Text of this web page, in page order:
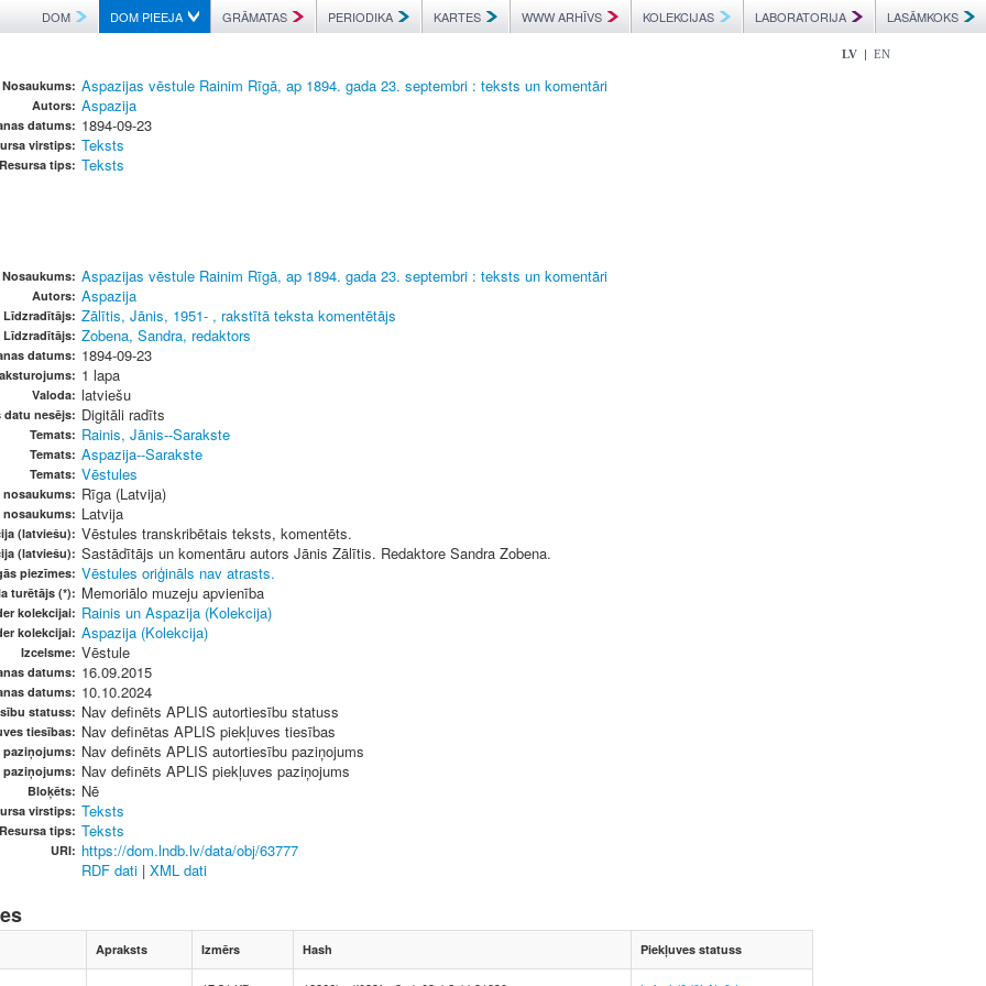
DOM DOM PIEEJA GRĀMATAS PERIODIKA KARTES WWW ARHĪVS KOLEKCIJAS LABORATORIJA LASĀMKOKS
LV | EN
Nosaukums: Aspazijas vēstule Rainim Rīgā, ap 1894. gada 23. septembri : teksts un komentāri
Autors: Aspazija
datums: 1894-09-23
virstips: Teksts
Resursa tips: Teksts
Nosaukums: Aspazijas vēstule Rainim Rīgā, ap 1894. gada 23. septembri : teksts un komentāri
Autors: Aspazija
Līdzradītājs: Zālītis, Jānis, 1951- , rakstītā teksta komentētājs
Līdzradītājs: Zobena, Sandra, redaktors
datums: 1894-09-23
1 lapa
Valoda: latviešu
datu nesējs: Digitāli radīts
Temats: Rainis, Jānis--Sarakste
Temats: Aspazija--Sarakste
Temats: Vēstules
Rīga (Latvija)
Latvija
(latviešu): Vēstules transkribētais teksts, komentēts.
(latviešu): Sastādītājs un komentāru autors Jānis Zālītis. Redaktore Sandra Zobena.
piezīmes: Vēstules oriģināls nav atrasts.
turētājs (*): Memoriālo muzeju apvienība
kolekcijai: Rainis un Aspazija (Kolekcija)
kolekcijai: Aspazija (Kolekcija)
Izcelsme: Vēstule
datums: 16.09.2015
datums: 10.10.2024
statuss: Nav definēts APLIS autortiesību statuss
tiesības: Nav definētas APLIS piekļuves tiesības
paziņojums: Nav definēts APLIS autortiesību paziņojums
paziņojums: Nav definēts APLIS piekļuves paziņojums
Bloķēts: Nē
virstips: Teksts
Resursa tips: Teksts
URI: https://dom.lndb.lv/data/obj/63777
RDF dati | XML dati
Apraksts Izmērs Hash Piekļuves statuss